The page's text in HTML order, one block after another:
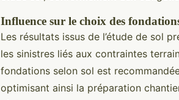
Influence sur le choix des
Les résultats issus de l’étude de sol
les sinistres liés aux contraintes
fondations selon sol est
optimisant ainsi la préparation